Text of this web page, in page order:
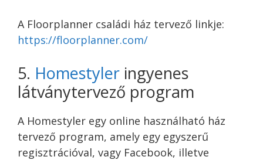
A Floorplanner családi ház tervező linkje:
https://floorplanner.com/
5. Homestyler ingyenes
látványtervező program
A Homestyler egy online használható ház
tervező program, amely egy egyszerű
regisztrációval, vagy Facebook, illetve